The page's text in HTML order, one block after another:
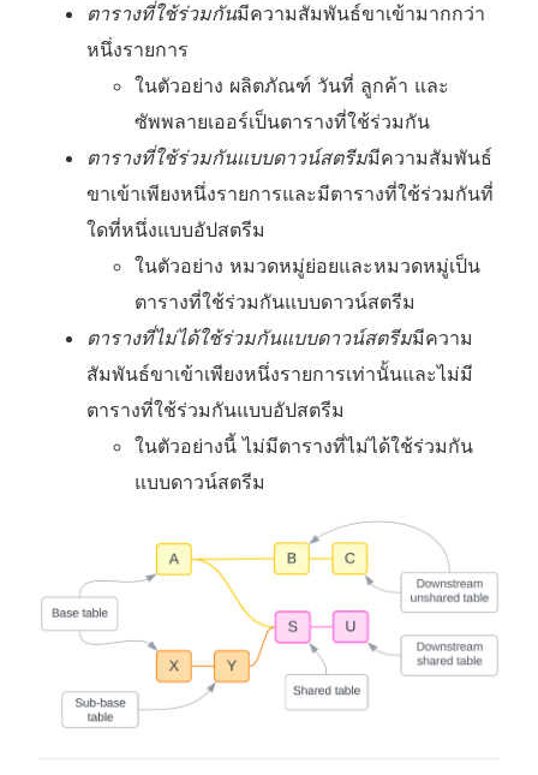
ตารางที่ใช้ร่วมกันมีความสัมพันธ์ขาเข้ามากกว่า
หนึ่งรายการ
ในตัวอย่าง ผลิตภัณฑ์ วันที่ ลูกค้า และ
ซัพพลายเออร์เป็นตารางที่ใช้ร่วมกัน
ตารางที่ใช้ร่วมกันแบบดาวน์สตรีมมีความสัมพันธ์
ขาเข้าเพียงหนึ่งรายการและมีตารางที่ใช้ร่วมกันที่
ใดที่หนึ่งแบบอัปสตรีม
ในตัวอย่าง หมวดหมู่ย่อยและหมวดหมู่เป็น
ตารางที่ใช้ร่วมกันแบบดาวน์สตรีม
ตารางที่ไม่ได้ใช้ร่วมกันแบบดาวน์สตรีมมีความ
สัมพันธ์ขาเข้าเพียงหนึ่งรายการเท่านั้นและไม่มี
ตารางที่ใช้ร่วมกันแบบอัปสตรีม
ในตัวอย่างนี้ ไม่มีตารางที่ไม่ได้ใช้ร่วมกัน
แบบดาวน์สตรีม